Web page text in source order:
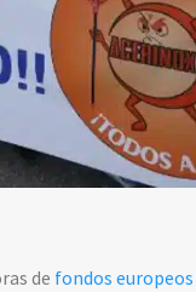
de fondos europeos